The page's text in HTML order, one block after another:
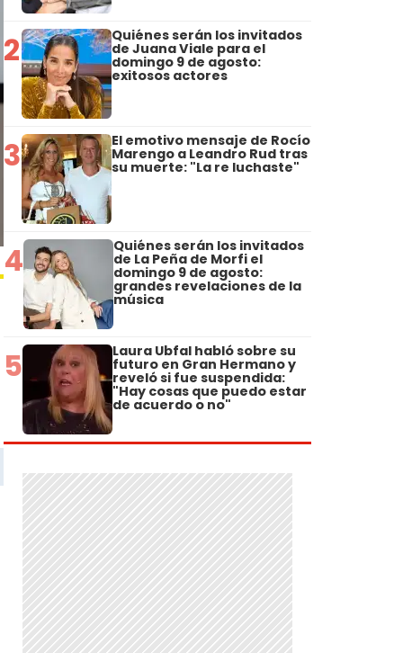
2 Quiénes serán los invitados
de Juana Viale para el
domingo 9 de agosto:
exitosos actores
3 El emotivo mensaje de Rocío
Marengo a Leandro Rud tras
su muerte: "La re luchaste"
4 Quiénes serán los invitados
de La Peña de Morfi el
domingo 9 de agosto:
grandes revelaciones de la
música
5 Laura Ubfal habló sobre su
futuro en Gran Hermano y
reveló si fue suspendida:
"Hay cosas que puedo estar
de acuerdo o no"